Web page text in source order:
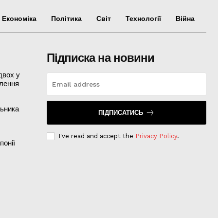
Економіка Політика Світ Технології Війна
у
Підписка на новини
ПІДПИСАТИСЬ
I've read and accept the Privacy Policy.